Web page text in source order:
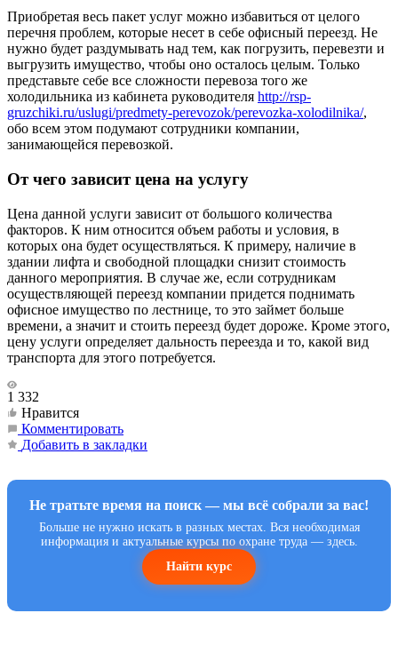
Приобретая весь пакет услуг можно избавиться от целого
перечня проблем, которые несет в себе офисный переезд. Не
нужно будет раздумывать над тем, как погрузить, перевезти и
выгрузить имущество, чтобы оно осталось целым. Только
представьте себе все сложности перевоза того же
холодильника из кабинета руководителя http://rsp-
gruzchiki.ru/uslugi/predmety-perevozok/perevozka-xolodilnika/,
обо всем этом подумают сотрудники компании,
занимающейся перевозкой.
От чего зависит цена на услугу
Цена данной услуги зависит от большого количества
факторов. К ним относится объем работы и условия, в
которых она будет осуществляться. К примеру, наличие в
здании лифта и свободной площадки снизит стоимость
данного мероприятия. В случае же, если сотрудникам
осуществляющей переезд компании придется поднимать
офисное имущество по лестнице, то это займет больше
времени, а значит и стоить переезд будет дороже. Кроме этого,
цену услуги определяет дальность переезда и то, какой вид
транспорта для этого потребуется.
1 332
Нравится
Комментировать
Добавить в закладки
Не тратьте время на поиск — мы всё собрали за вас!
Больше не нужно искать в разных местах. Вся необходимая
информация и актуальные курсы по охране труда — здесь.
Найти курс